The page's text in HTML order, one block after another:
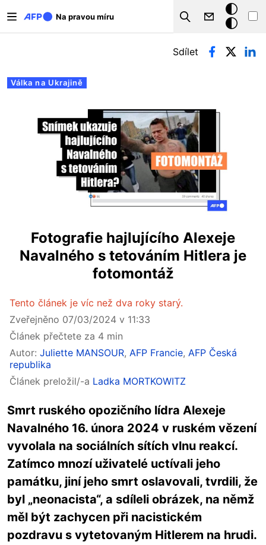
Na pravou míru
Search
Tmavý
režim
Hlavní záložky
Válka na Ukrajině
Sdílet
Fotografie hajlujícího Alexeje
Navalného s tetováním Hitlera je
fotomontáž
Tento článek je víc než dva roky starý.
Zveřejněno 07/03/2024 v 11:33
Článek přečtete za 4 min
Autor: Juliette MANSOUR, AFP Francie, AFP Česká
republika
Článek preložil/-a Ladka MORTKOWITZ
Smrt ruského opozičního lídra Alexeje
Navalného 16. února 2024 v ruském vězení
vyvolala na sociálních sítích vlnu reakcí.
Zatímco mnozí uživatelé uctívali jeho
památku, jiní jeho smrt oslavovali, tvrdili, že
byl „neonacista“, a sdíleli obrázek, na němž
měl být zachycen při nacistickém
pozdravu s vytetovaným Hitlerem na hrudi.